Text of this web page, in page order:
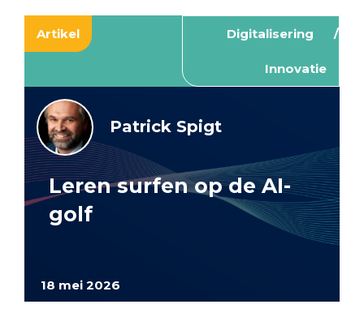
Artikel Digitalisering
Innovatie
18 mei 2026
Patrick Spigt
Leren surfen op de AI-
golf